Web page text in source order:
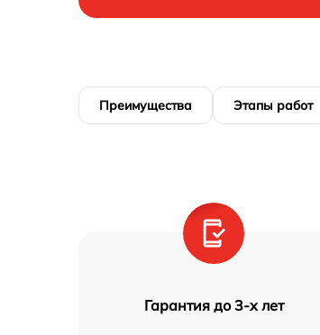
Преимущества Этапы работ
Гарантия до 3-х лет